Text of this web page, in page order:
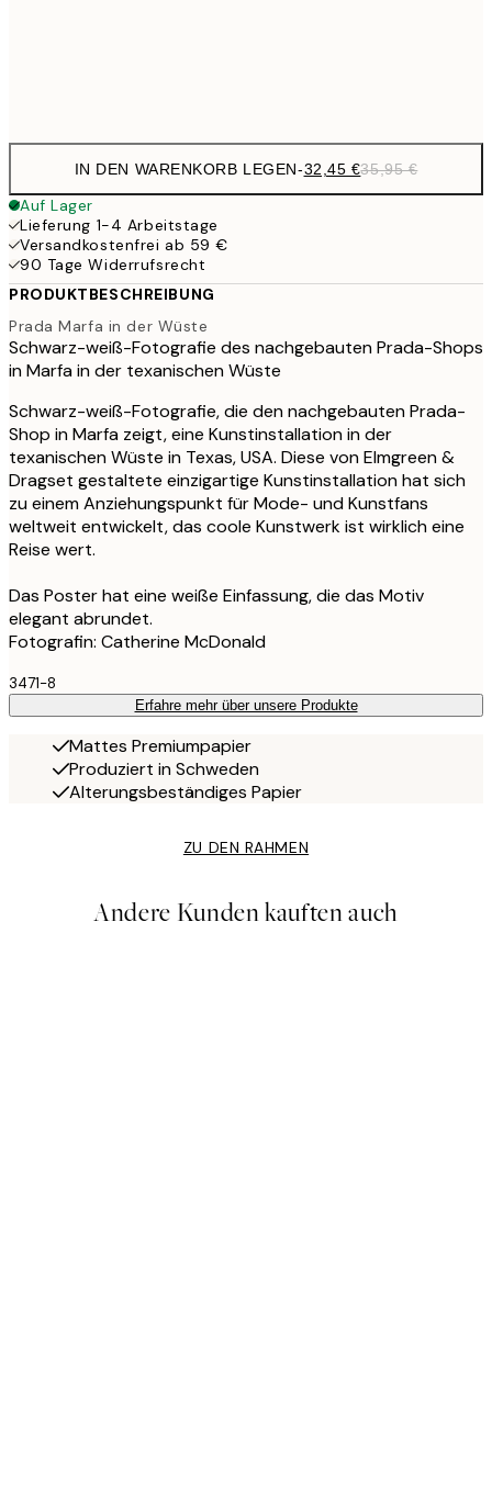
IN DEN WARENKORB LEGEN-32,45 €35,95 €
Auf Lager
Lieferung 1-4 Arbeitstage
Versandkostenfrei ab 59 €
90 Tage Widerrufsrecht
PRODUKTBESCHREIBUNG
Prada Marfa in der Wüste
Schwarz-weiß-Fotografie des nachgebauten Prada-Shops
in Marfa in der texanischen Wüste
Schwarz-weiß-Fotografie, die den nachgebauten Prada-
Shop in Marfa zeigt, eine Kunstinstallation in der
texanischen Wüste in Texas, USA. Diese von Elmgreen &
Dragset gestaltete einzigartige Kunstinstallation hat sich
zu einem Anziehungspunkt für Mode- und Kunstfans
weltweit entwickelt, das coole Kunstwerk ist wirklich eine
Reise wert.
Das Poster hat eine weiße Einfassung, die das Motiv
elegant abrundet.
Fotografin: Catherine McDonald
3471-8
Erfahre mehr über unsere Produkte
Mattes Premiumpapier
Produziert in Schweden
Alterungsbeständiges Papier
ZU DEN RAHMEN
Andere Kunden kauften auch